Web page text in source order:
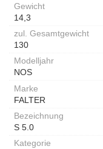
Gewicht
14,3
zul. Gesamtgewicht
130
Modelljahr
NOS
Marke
FALTER
Bezeichnung
S 5.0
Kategorie